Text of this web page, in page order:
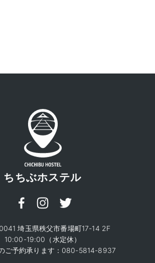
ちちぶホステル
埼玉県秩父市番場町17-14 2F
10:00-19:00（水定休）
ご予約承ります： 080-5814-8937